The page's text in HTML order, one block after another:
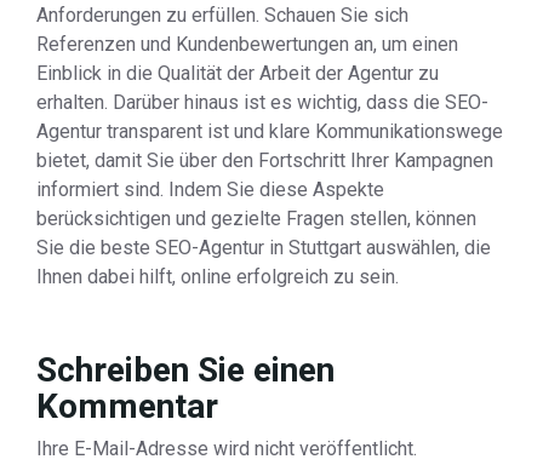
Anforderungen zu erfüllen. Schauen Sie sich
Referenzen und Kundenbewertungen an, um einen
Einblick in die Qualität der Arbeit der Agentur zu
erhalten. Darüber hinaus ist es wichtig, dass die SEO-
Agentur transparent ist und klare Kommunikationswege
bietet, damit Sie über den Fortschritt Ihrer Kampagnen
informiert sind. Indem Sie diese Aspekte
berücksichtigen und gezielte Fragen stellen, können
Sie die beste SEO-Agentur in Stuttgart auswählen, die
Ihnen dabei hilft, online erfolgreich zu sein.
Schreiben Sie einen
Kommentar
Ihre E-Mail-Adresse wird nicht veröffentlicht.